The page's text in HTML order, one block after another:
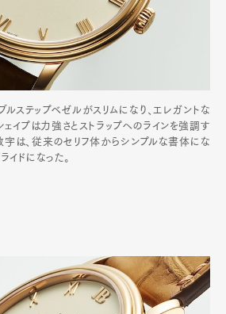
ルステップベゼルがスリムになり、エレガントな
イプは力強さとストラップへのラインを強調す
字は、従来のセリフ体からシンプルな書体にな
イドになった。